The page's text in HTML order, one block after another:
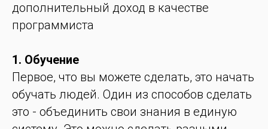
дополнительный доход в качестве
программиста
1. Обучение
Первое, что вы можете сделать, это начать
обучать людей. Один из способов сделать
это - объединить свои знания в единую